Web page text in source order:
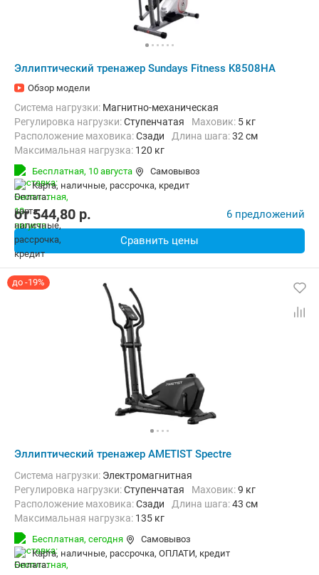
Эллиптический тренажер Sundays Fitness K8508HA
Обзор модели
Система нагрузки: Магнитно-механическая
Регулировка нагрузки:Ступенчатая Маховик: 5 кг
Расположение маховика:Сзади Длина шага:32 см
Максимальная нагрузка: 120 кг
Бесплатная, 10 августа
Самовывоз
карта, наличные, рассрочка, кредит
от544,80 p. 6 предложений
Сравнить цены
до -19%
Эллиптический тренажер AMETIST Spectre
Система нагрузки: Электромагнитная
Регулировка нагрузки:Ступенчатая Маховик:9 кг
Расположение маховика:Сзади Длина шага:43 см
Максимальная нагрузка: 135 кг
Бесплатная, сегодня
Самовывоз
карта, наличные, рассрочка, ОПЛАТИ, кредит